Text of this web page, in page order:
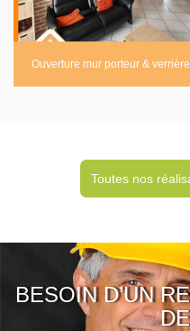
Ouverture mur porteur &
Toutes nos
BESOIN D’UN